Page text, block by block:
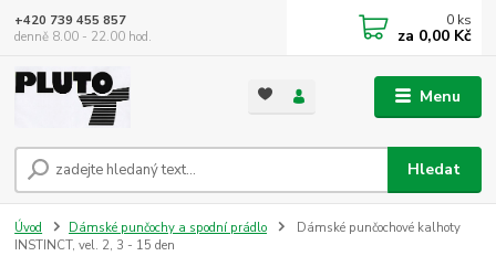
Menu
Hledat
+420 739 455 857
denně 8.00 - 22.00 hod.
0 ks
za 0,00 Kč
Úvod Dámské punčochy a spodní prádlo
Dámské punčochové kalhoty
INSTINCT, vel. 2, 3 - 15 den